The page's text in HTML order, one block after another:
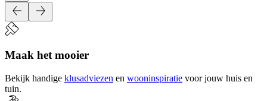
Maak het mooier
Bekijk handige klusadviezen en wooninspiratie voor jouw huis en
tuin.